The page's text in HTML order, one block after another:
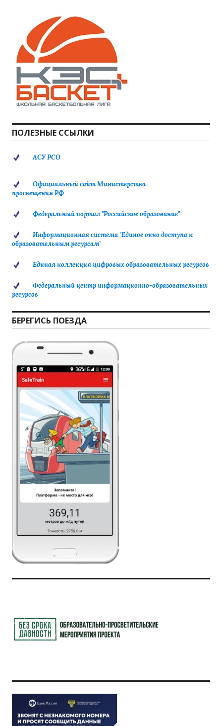
ПОЛЕЗНЫЕ ССЫЛКИ
АСУ РСО
Официальный сайт Министерства
просвещения РФ
Федеральный портал "Российское образование"
Информационная система "Единое окно доступа к
образовательным ресурсам"
Единая коллекция цифровых образовательных ресурсов
Федеральный центр информационно-образовательных
ресурсов
БЕРЕГИСЬ ПОЕЗДА